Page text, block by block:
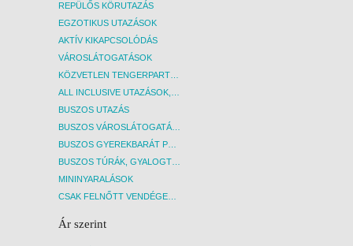
REPÜLŐS KÖRUTAZÁS
EGZOTIKUS UTAZÁSOK
AKTÍV KIKAPCSOLÓDÁS
VÁROSLÁTOGATÁSOK
KÖZVETLEN TENGERPARTI SZÁLLÁSOK
ALL INCLUSIVE UTAZÁSOK, NYARALÁSOK
BUSZOS UTAZÁS
BUSZOS VÁROSLÁTOGATÁSOK
BUSZOS GYEREKBARÁT PROGRAMOK
BUSZOS TÚRÁK, GYALOGTÚRÁK
MININYARALÁSOK
CSAK FELNŐTT VENDÉGEKET FOGADÓ SZÁLLÁSOK
Ár szerint